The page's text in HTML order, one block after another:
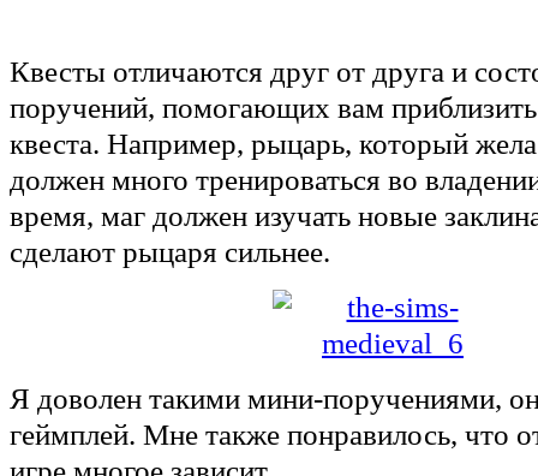
Квесты отличаются друг от друга и
поручений, помогающих вам
квеста. Например, рыцарь, который
должен много тренироваться во
время, маг должен изучать новые
сделают рыцаря сильнее.
Я доволен такими мини-поручениями,
геймплей. Мне также понравилось, что